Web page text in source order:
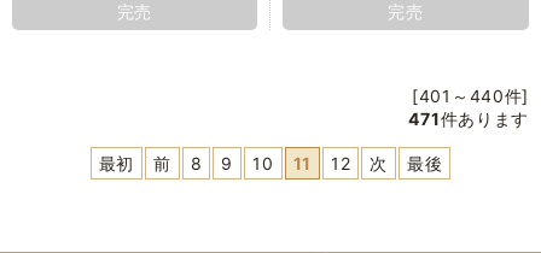
完売
完売
[401～440件]
471件あります
最初 前 8 9 10 11 12 次 最後